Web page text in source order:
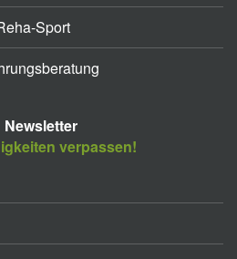
Sport
Newsletter
verpassen!